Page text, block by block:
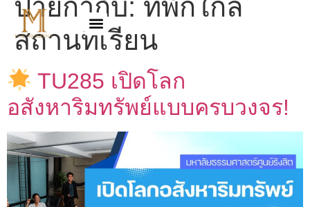
ป้ายกำกับ: ที่พักใกล้
สถานที่เรียน
TU285 เปิดโลก
อสังหาริมทรัพย์แบบครบวงจร!